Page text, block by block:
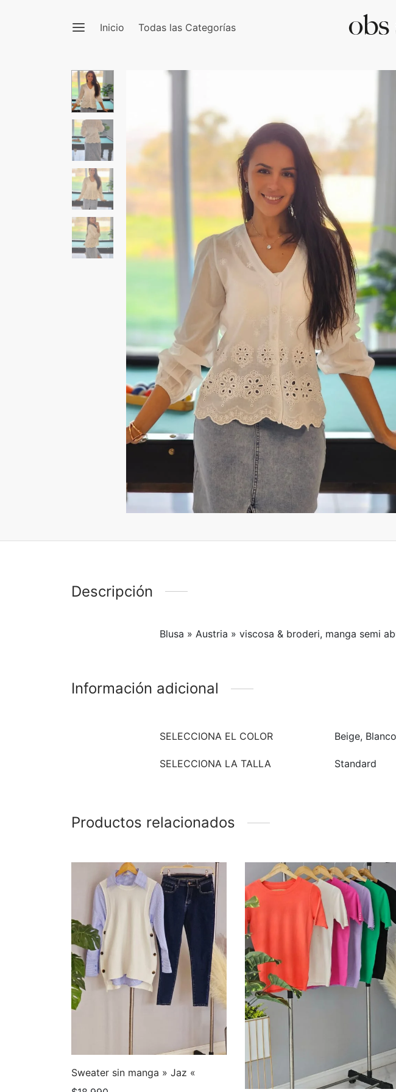
Inicio Todas las Categorías
Descripción
Blusa » Austria » viscosa & broderi, manga semi
Información adicional
SELECCIONA EL COLOR Beige, Blanco
SELECCIONA LA TALLA Standard
Productos relacionados
Sweater sin manga » Jaz «